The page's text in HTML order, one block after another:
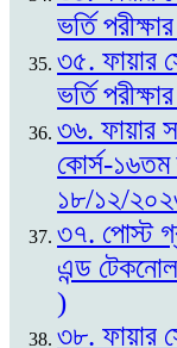
ভর্তি
৩৫. ফায়ার
ভর্তি
৩৬. ফায়ার
কোর্স-১৬তম
১৮/১২/
৩৭. পোস্ট
এন্ড
)
৩৮. ফায়ার